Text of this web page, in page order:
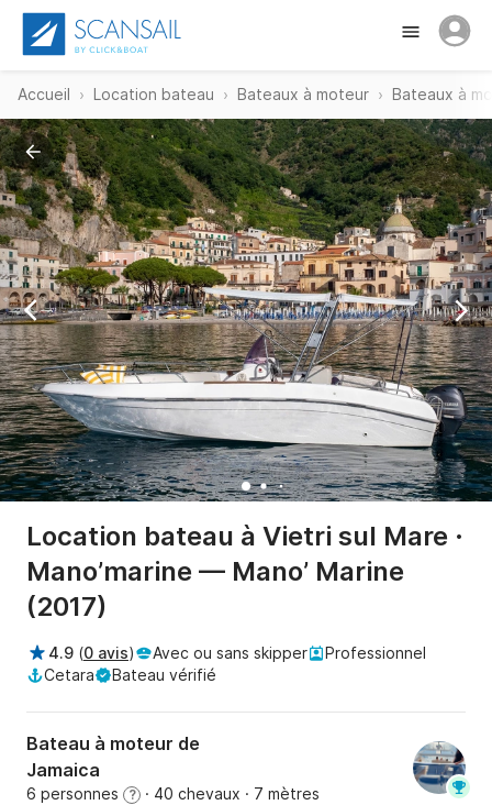
Accueil Location bateau Bateaux à moteur Bateaux à
Location bateau à Vietri sul Mare ·
Mano’marine — Mano’ Marine
(2017)
4.9 (0 avis) Avec ou sans skipper
Professionnel
Cetara
Bateau vérifié
Bateau à moteur de
Jamaica
6 personnes ? · 40 chevaux · 7 mètres